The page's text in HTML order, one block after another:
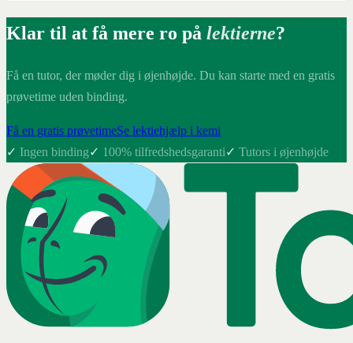
Klar til at få mere ro på lektierne?
Få en tutor, der møder dig i øjenhøjde. Du kan starte med en gratis
prøvetime uden binding.
Få en gratis prøvetimeSe lektiehjælp i kemi
✓ Ingen binding✓ 100% tilfredshedsgaranti✓ Tutors i øjenhøjde